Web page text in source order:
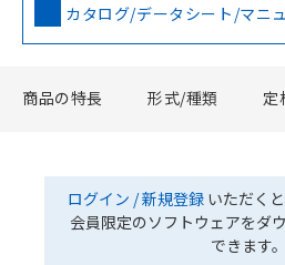
カタログ/データシート/マニ
商品の特長 形式/種類 定
ログイン / 新規登録 いただく
会員限定のソフトウェアをダ
できます。